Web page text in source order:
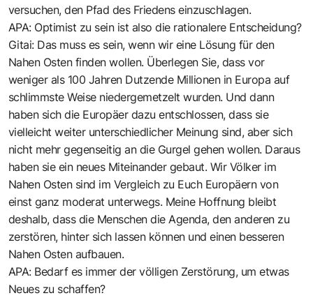
versuchen, den Pfad des Friedens einzuschlagen.
APA: Optimist zu sein ist also die rationalere Entscheidung?
Gitai: Das muss es sein, wenn wir eine Lösung für den
Nahen Osten finden wollen. Überlegen Sie, dass vor
weniger als 100 Jahren Dutzende Millionen in Europa auf
schlimmste Weise niedergemetzelt wurden. Und dann
haben sich die Europäer dazu entschlossen, dass sie
vielleicht weiter unterschiedlicher Meinung sind, aber sich
nicht mehr gegenseitig an die Gurgel gehen wollen. Daraus
haben sie ein neues Miteinander gebaut. Wir Völker im
Nahen Osten sind im Vergleich zu Euch Europäern von
einst ganz moderat unterwegs. Meine Hoffnung bleibt
deshalb, dass die Menschen die Agenda, den anderen zu
zerstören, hinter sich lassen können und einen besseren
Nahen Osten aufbauen.
APA: Bedarf es immer der völligen Zerstörung, um etwas
Neues zu schaffen?